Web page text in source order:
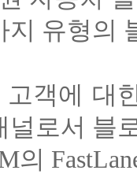
지 유형의
고객에 대
널로서 블
의